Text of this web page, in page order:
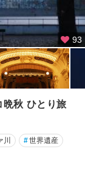
93
晩秋 ひとり旅
#世界遺産